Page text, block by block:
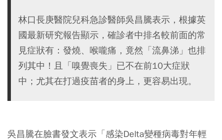
林口長庚醫院兒科急診醫師吳昌騰表示，根據英
國最新研究報告顯示，確診者中排名較前面的常
見症狀有：發燒、喉嚨痛，竟然「流鼻涕」也排
列其中！且「嗅覺喪失」已不在前10大症狀
中；尤其在打過疫苗者的身上，更容易出現。
吳昌騰在臉書發文表示 「感染Delta變種病毒對年輕